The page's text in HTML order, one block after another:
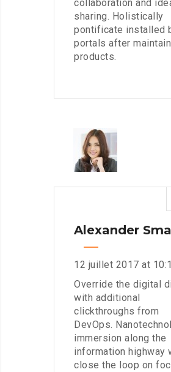
collaboration and
sharing. Holistically
pontificate installed
portals after
products.
Alexander
12 juillet 2017 at
Override the digital
with additional
clickthroughs from
DevOps.
immersion along the
information highway
close the loop on